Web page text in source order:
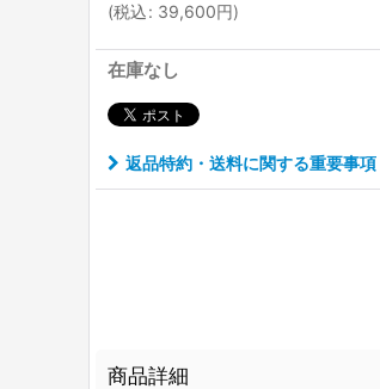
(税込: 39,600円)
在庫なし
返品特約・送料に関する重要事項
商品詳細